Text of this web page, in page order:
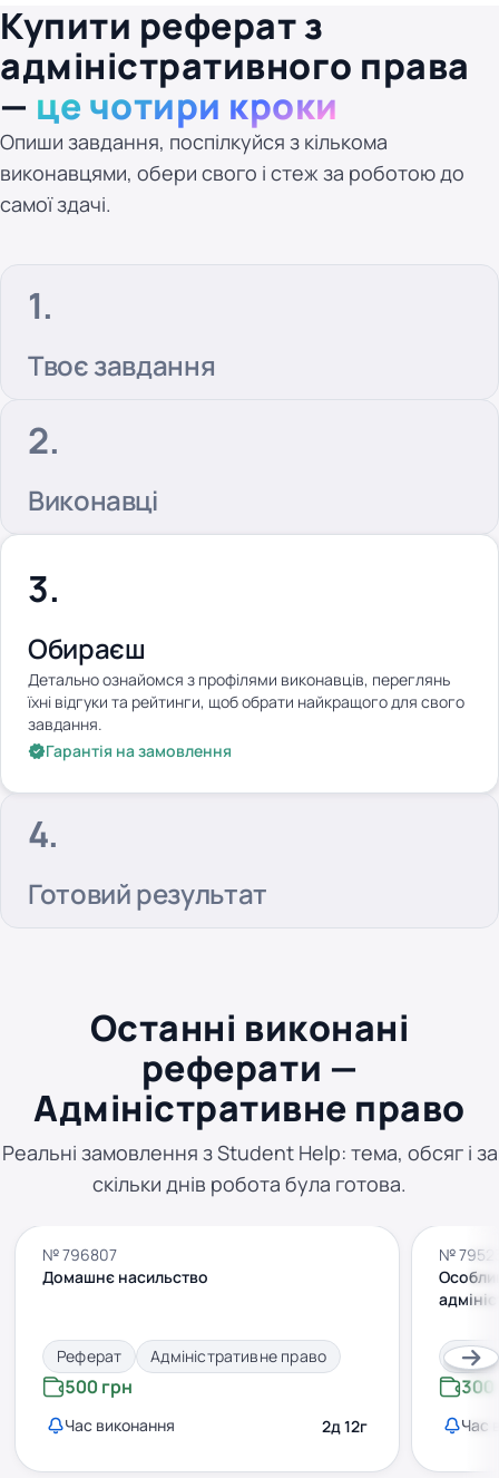
Купити реферат з
адміністративного права
— це чотири кроки
Опиши завдання, поспілкуйся з кількома
виконавцями, обери свого і стеж за роботою до
самої здачі.
Твоє завдання
Виконавці
Обираєш
Детально ознайомся з профілями виконавців, переглянь
їхні відгуки та рейтинги, щоб обрати найкращого для свого
завдання.
Гарантія на замовлення
Готовий результат
Останні виконані
реферати —
Адміністративне право
Реальні замовлення з Student Help: тема, обсяг і за
скільки днів робота була готова.
№ 796807
Домашнє насильство
Реферат Адміністративне право
500 грн
Час виконання 2д 12г
№
300
Час